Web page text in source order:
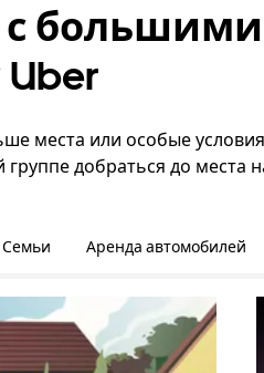
с
места или особые
добраться до места
Семьи Аренда автомобилей